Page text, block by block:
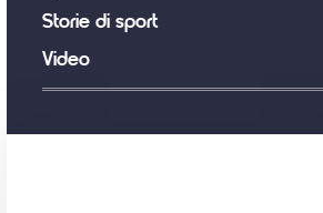
Storie di sport
Video